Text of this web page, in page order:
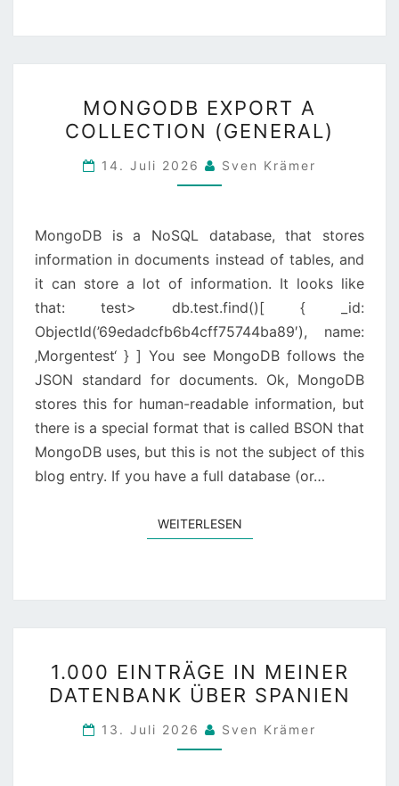
EXPORT
A
COLLECTION
(GENERAL)
MONGODB EXPORT A
COLLECTION (GENERAL)
14. Juli 2026 Sven Krämer
MongoDB is a NoSQL database, that stores
information in documents instead of tables, and
it can store a lot of information. It looks like
that: test> db.test.find()[ { _id:
ObjectId(’69edadcfb6b4cff75744ba89′), name:
‚Morgentest‘ } ] You see MongoDB follows the
JSON standard for documents. Ok, MongoDB
stores this for human-readable information, but
there is a special format that is called BSON that
MongoDB uses, but this is not the subject of this
blog entry. If you have a full database (or…
WEITERLESENWEITERLESEN
EINTRÄGE
IN
MEINER
DATENBANK
1.000 EINTRÄGE IN MEINER
DATENBANK ÜBER SPANIEN
13. Juli 2026 Sven Krämer